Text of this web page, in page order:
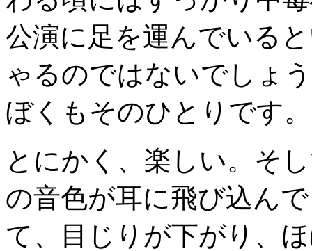
公演に足を運んでいる
ゃるのではないでしょ
ぼくもそのひとりです。
とにかく、楽しい。そ
の音色が耳に飛び込ん
て、目じりが下がり、